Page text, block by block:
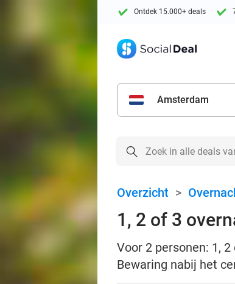
Ontdek 15.000+ deals
Amsterdam
Overzicht >
1, 2 of 3
Voor 2 personen: 1,
Bewaring nabij het